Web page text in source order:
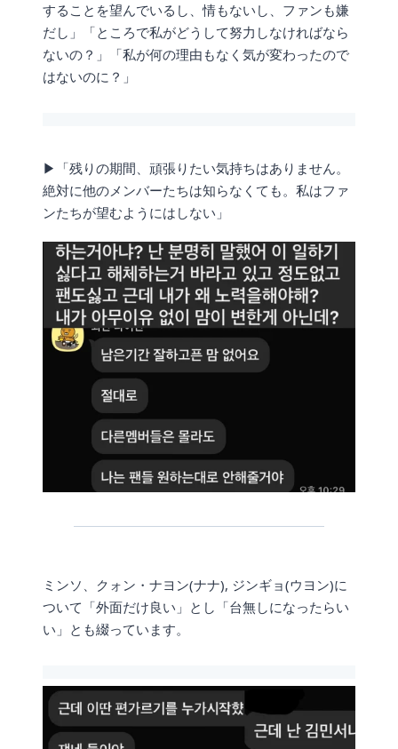
することを望んでいるし、情もないし、ファンも嫌
だし」「ところで私がどうして努力しなければなら
ないの？」「私が何の理由もなく気が変わったので
はないのに？」
▶「残りの期間、頑張りたい気持ちはありません。
絶対に他のメンバーたちは知らなくても。私はファ
ンたちが望むようにはしない」
ミンソ、クォン・ナヨン(ナナ), ジンギョ(ウヨン)に
ついて「外面だけ良い」とし「台無しになったらい
い」とも綴っています。